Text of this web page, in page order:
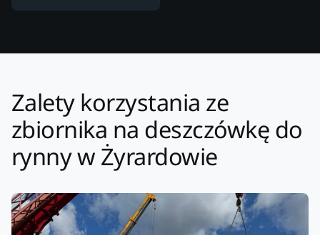
Zalety korzystania ze
zbiornika na deszczówkę do
rynny w Żyrardowie